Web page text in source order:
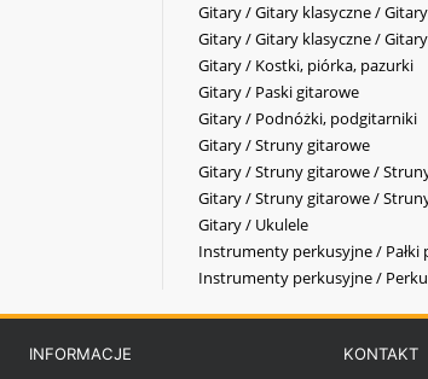
Gitary / Gitary klasyczne /
Gitary / Gitary klasyczne /
Gitary / Kostki, piórka, pazurki
Gitary / Paski gitarowe
Gitary / Podnóżki, podgitarniki
Gitary / Struny gitarowe
Gitary / Struny gitarowe /
Gitary / Struny gitarowe /
Gitary / Ukulele
Instrumenty perkusyjne / Pałki
Instrumenty perkusyjne /
INFORMACJE KONTAKT